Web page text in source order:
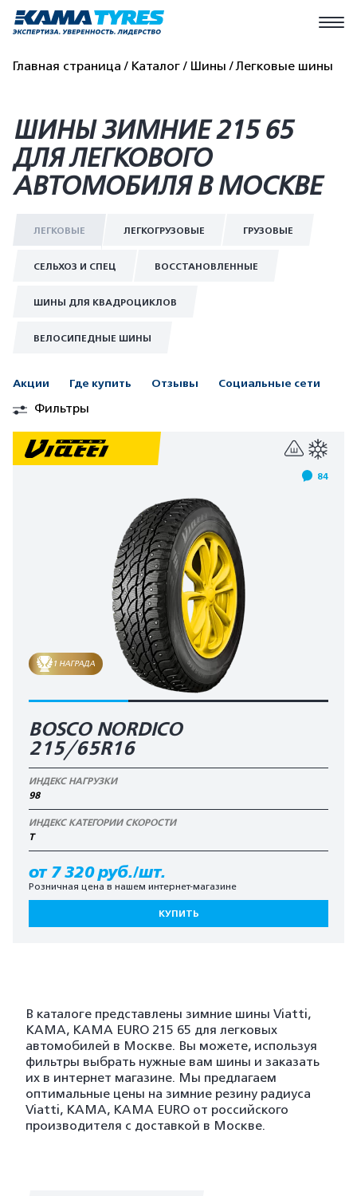
Главная страница Каталог Шины Легковые шины
ШИНЫ ЗИМНИЕ 215 65
ДЛЯ ЛЕГКОВОГО
АВТОМОБИЛЯ В МОСКВЕ
ЛЕГКОВЫЕ ЛЕГКОГРУЗОВЫЕ ГРУЗОВЫЕ
СЕЛЬХОЗ И СПЕЦ ВОССТАНОВЛЕННЫЕ
ШИНЫ ДЛЯ КВАДРОЦИКЛОВ
ВЕЛОСИПЕДНЫЕ ШИНЫ
Акции Где купить Отзывы Социальные сети
Фильтры
84
1 НАГРАДА
BOSCO NORDICO
215/65R16
ИНДЕКС НАГРУЗКИ
98
ИНДЕКС КАТЕГОРИИ СКОРОСТИ
T
от 7 320 руб./шт.
Розничная цена в нашем интернет-магазине
КУПИТЬ
В каталоге представлены зимние шины Viatti,
KAMA, KAMA EURO 215 65 для легковых
автомобилей в Москве. Вы можете, используя
фильтры выбрать нужные вам шины и заказать
их в интернет магазине. Мы предлагаем
оптимальные цены на зимние резину радиуса
Viatti, KAMA, KAMA EURO от российского
производителя с доставкой в Москве.